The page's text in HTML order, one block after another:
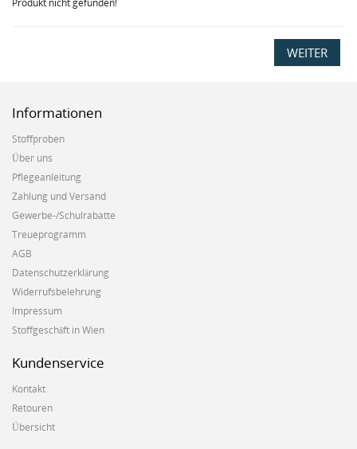
Produkt nicht gefunden!
WEITER
Informationen
Stoffproben
Über uns
Pflegeanleitung
Zahlung und Versand
Gewerbe-/Schulrabatte
Treueprogramm
AGB
Datenschutzerklärung
Widerrufsbelehrung
Impressum
Stoffgeschäft in Wien
Kundenservice
Kontakt
Retouren
Übersicht